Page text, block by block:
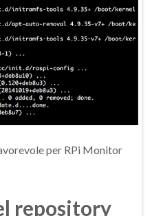
per RPi Monitor
repository